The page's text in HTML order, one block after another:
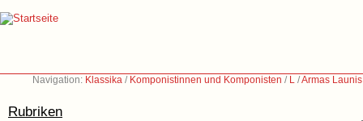
Navigation: Klassika / Komponistinnen und Komponisten / L /Armas
Rubriken